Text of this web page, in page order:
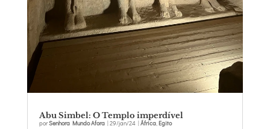
Abu Simbel: O Templo imperdível
porSenhora Mundo Afora| 29/jan/24| África, Egito